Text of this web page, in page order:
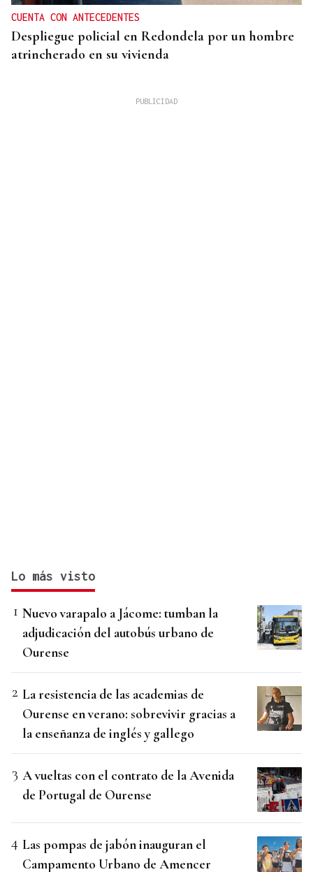
CUENTA CON ANTECEDENTES
Despliegue policial en Redondela por un hombre
atrincherado en su vivienda
Lo más visto
Nuevo varapalo a Jácome: tumban la
adjudicación del autobús urbano de
Ourense
La resistencia de las academias de
Ourense en verano: sobrevivir gracias a
la enseñanza de inglés y gallego
A vueltas con el contrato de la Avenida
de Portugal de Ourense
Las pompas de jabón inauguran el
Campamento Urbano de Amencer